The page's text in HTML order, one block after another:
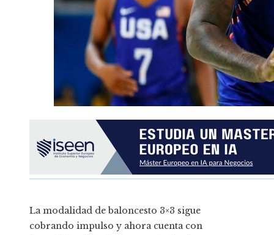
La modalidad de baloncesto 3×3 sigue
cobrando impulso y ahora cuenta con